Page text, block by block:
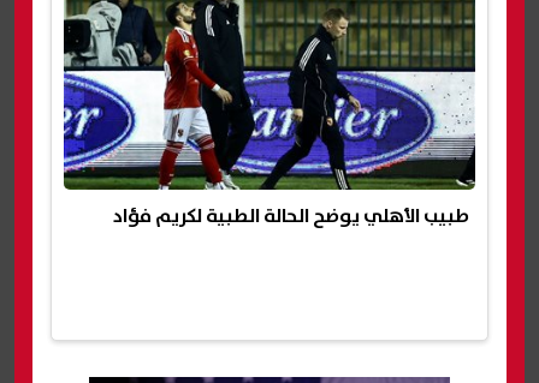
طبيب الأهلي يوضح الحالة الطبية لكريم فؤاد